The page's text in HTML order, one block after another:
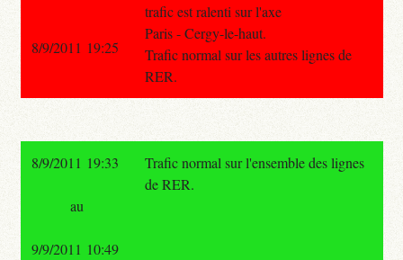
trafic est ralenti sur l'axe
Paris - Cergy-le-haut.
Trafic normal sur les autres lignes de
RER.
8/9/2011 19:25
8/9/2011 19:33
Trafic normal sur l'ensemble des lignes
de RER.
au
9/9/2011 10:49